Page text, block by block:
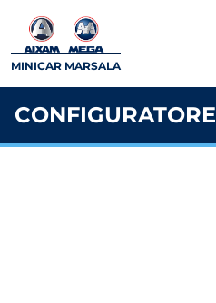
MINICAR MARSALA
CONFIGURATORE